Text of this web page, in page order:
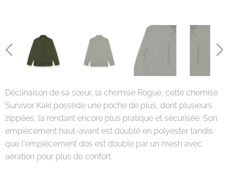
Déclinaison de sa sœur, la chemise Rogue, cette chemise
Survivor Kaki possède une poche de plus, dont plusieurs
zippées, la rendant encore plus pratique et sécurisée. Son
empiècement haut-avant est doublé en polyester tandis
que l'empiècement dos est doublé par un mesh avec
aération pour plus de confort.